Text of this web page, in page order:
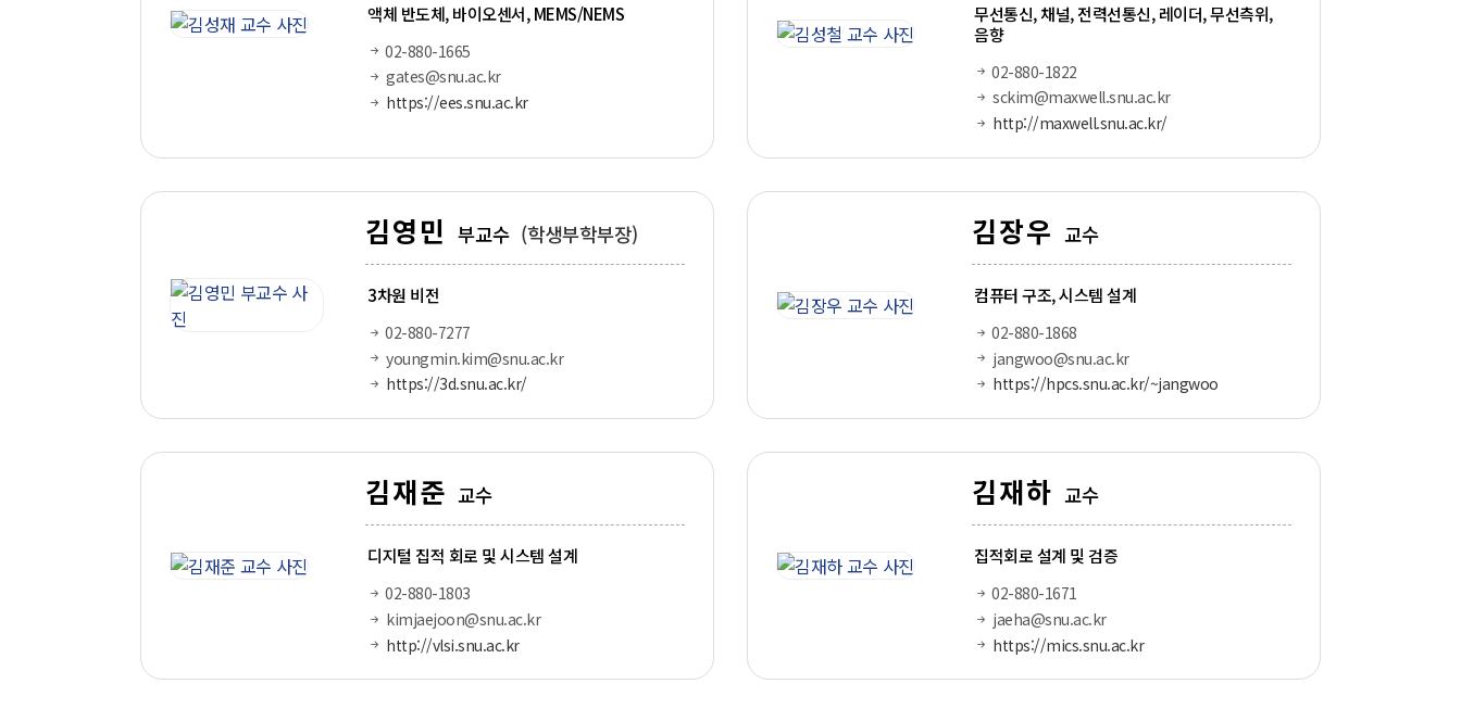
액체 반도체, 바이오센서, MEMS/NEMS
02-880-1665
gates@snu.ac.kr
https://ees.snu.ac.kr
무선통신, 채널, 전력선통신, 레이더, 무선측위,
음향
02-880-1822
sckim@maxwell.snu.ac.kr
http://maxwell.snu.ac.kr/
김영민 부교수 (학생부학부장)
3차원 비전
02-880-7277
youngmin.kim@snu.ac.kr
https://3d.snu.ac.kr/
김장우 교수
컴퓨터 구조, 시스템 설계
02-880-1868
jangwoo@snu.ac.kr
https://hpcs.snu.ac.kr/~jangwoo
김재준 교수
디지털 집적 회로 및 시스템 설계
02-880-1803
kimjaejoon@snu.ac.kr
http://vlsi.snu.ac.kr
김재하 교수
집적회로 설계 및 검증
02-880-1671
jaeha@snu.ac.kr
https://mics.snu.ac.kr